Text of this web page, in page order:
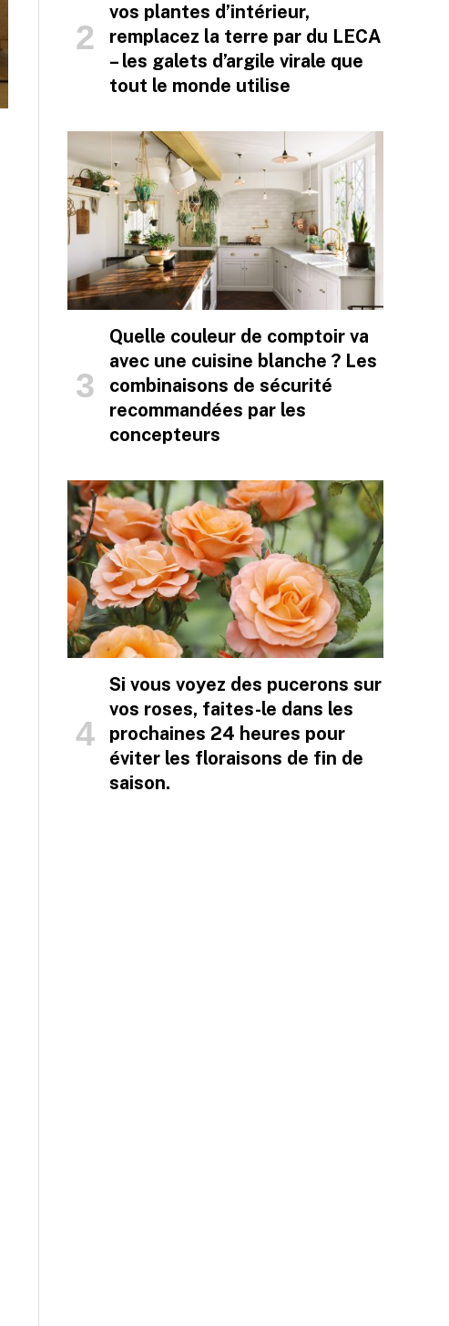
vos plantes d’intérieur,
remplacez la terre par du LECA
– les galets d’argile virale que
tout le monde utilise
Quelle couleur de comptoir va
avec une cuisine blanche ? Les
combinaisons de sécurité
recommandées par les
concepteurs
Si vous voyez des pucerons sur
vos roses, faites-le dans les
prochaines 24 heures pour
éviter les floraisons de fin de
saison.